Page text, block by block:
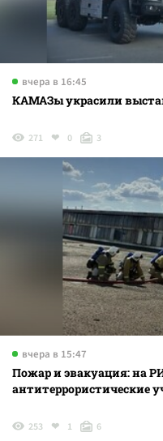
вчера в 16:45
КАМАЗы украсили
271 0 3
вчера в 15:47
Пожар и эвакуация: на
антитеррористические
253 1 6